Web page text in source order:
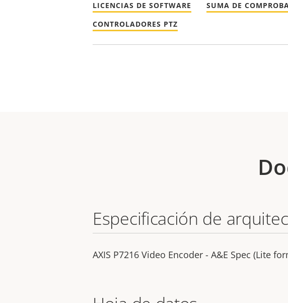
LICENCIAS DE SOFTWARE
SUMA DE
CONTROLADORES PTZ
Especificación de
AXIS P7216 Video Encoder - A&E Spec (Lite